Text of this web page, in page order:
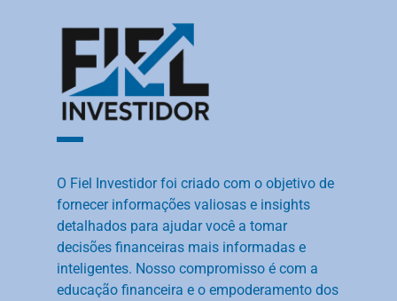
O Fiel Investidor foi criado com o objetivo de
fornecer informações valiosas e insights
detalhados para ajudar você a tomar
decisões financeiras mais informadas e
inteligentes. Nosso compromisso é com a
educação financeira e o empoderamento dos